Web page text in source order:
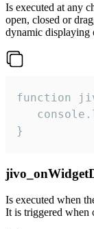
Is executed at any
open, closed or
dynamic displaying
function
}
Is executed when
It is triggered when